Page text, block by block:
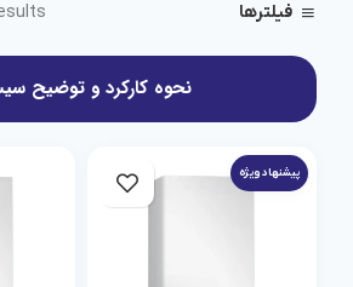
فیلترها
نحوه کارکرد و توضیح